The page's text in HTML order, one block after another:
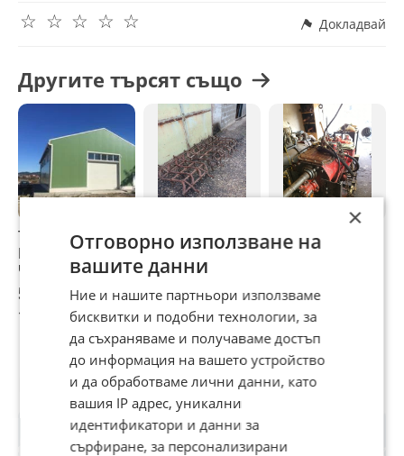
☆
☆
☆
☆
☆ Докладвай
Другите търсят също
Трактор John
Deere СЕРВИЗ И
ЧАСТИ
52 €
101,70 лв
Друг вид
Български
резервни части и
трактори
51 €
99,75 лв
Трактор Т 150
Ремонт на
150Скоростна
кутия за трактор т
150
51,13 €
100 лв
Потребител
×
Отговорно използване на
вашите данни
Ние и нашите партньори използваме
бисквитки и подобни технологии, за
да съхраняваме и получаваме достъп
до информация на вашето устройство
и да обработваме лични данни, като
вашия IP адрес, уникални
идентификатори и данни за
сърфиране, за персонализирани